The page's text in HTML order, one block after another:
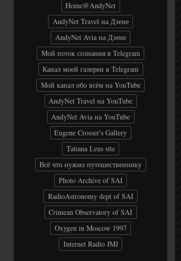
Home@AndyNet
AndyNet Travel на Дзене
AndyNet Avia на Дзене
Мой поток сознания в Telegram
Канал моей галереи в Telegram
Мой канал обо всём на YouTube
AndyNet Travel на YouTube
AndyNet Avia на YouTube
Eugene Crosser's Gallery
Tatiana Leus site
Всё что нужно путешественнику
Photo Archive of SAI
RadioAstronomy dept of SAI
Crimean Observatory of SAI
Oxygen in Moscow 1997
Internet Radio JMJ